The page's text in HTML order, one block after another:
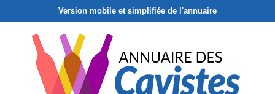
Version mobile et simplifiée de l'annuaire